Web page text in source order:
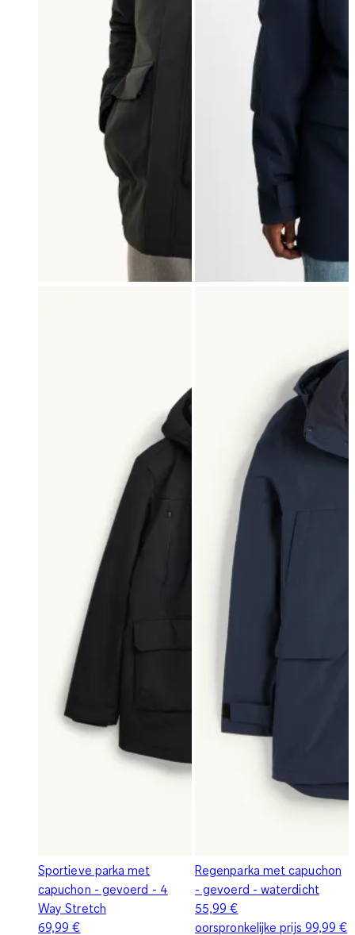
Sportieve parka met
capuchon - gevoerd - 4
Way Stretch
69,99 €
Regenparka met capuchon
- gevoerd - waterdicht
55,99 €
oorspronkelijke prijs 99,99 €